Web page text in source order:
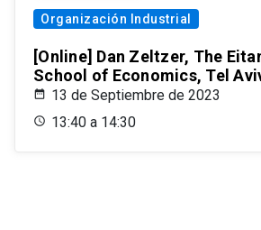
Organización Industrial
[Online] Dan Zeltzer, The
School of Economics, Tel
13 de Septiembre de 2023
13:40 a 14:30